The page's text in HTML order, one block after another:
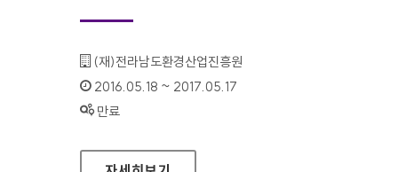
기관명 :
(재)전라남도환경산업진흥원
인증기간 :
2016.05.18 ~ 2017.05.17
상태 :
만료